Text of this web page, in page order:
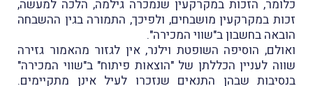
כלומר, הזכות במקרקעין שנמכרה גילמה, הלכה למעשה,
זכות במקרקעין מושבחים, ולפיכך, התמורה בגין ההשבחה
הובאה בחשבון ב"שווי המכירה".
ואולם, הוסיפה השופטת וילנר, אין לגזור מהאמור גזירה
שווה לעניין הכללתן של "הוצאות פיתוח" ב"שווי המכירה"
בנסיבות שבהן התנאים שנזכרו לעיל אינן מתקיימים.